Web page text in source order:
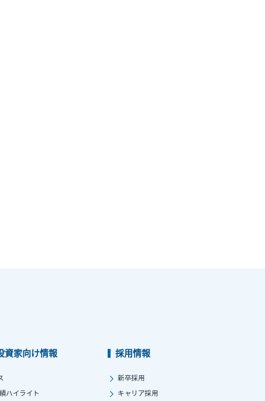
資家向け情報
ハイライト
採用情報
新卒採用
キャリア採用